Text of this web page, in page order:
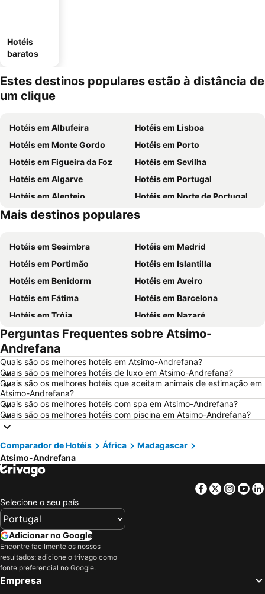
Hotéis
baratos
Estes destinos populares estão à distância de
um clique
Hotéis em Albufeira
Hotéis em Lisboa
Hotéis em Monte Gordo
Hotéis em Porto
Hotéis em Figueira da Foz
Hotéis em Sevilha
Hotéis em Algarve
Hotéis em Portugal
Hotéis em Alentejo
Hotéis em Norte de Portugal
Hotéis em Madeira
Hotéis em Espanha
Mais destinos populares
Hotéis em Sesimbra
Hotéis em Madrid
Hotéis em Portimão
Hotéis em Islantilla
Hotéis em Benidorm
Hotéis em Aveiro
Hotéis em Fátima
Hotéis em Barcelona
Hotéis em Tróia
Hotéis em Nazaré
Hotéis em Évora
Hotéis em Peniche
Hotéis em Porto Santo
Hotéis em Sangenjo
Hotéis em Vila Nova de Milfontes
Hotéis em Vilamoura
Hotéis em Vigo
Hotéis em Roma
Hotéis em Centro de Portugal
Hotéis em Sul de Espanha
Hotéis em Málaga
Hotéis em Minorca
Hotéis em Ibiza
Hotéis em Ilha do Sal
Hotéis em Costa da Luz
Hotéis em Serra da Estrela
Hotéis em Costa do Sol
Hotéis em Tenerife
Hotéis em São Miguel
Perguntas Frequentes sobre Atsimo-
Andrefana
Quais são os melhores hotéis em Atsimo-Andrefana?
Quais são os melhores hotéis de luxo em Atsimo-Andrefana?
Quais são os melhores hotéis que aceitam animais de estimação em
Atsimo-Andrefana?
Quais são os melhores hotéis com spa em Atsimo-Andrefana?
Quais são os melhores hotéis com piscina em Atsimo-Andrefana?
Comparador de Hotéis África
Madagascar
Atsimo-Andrefana
Facebook
Twitter
Selecione o seu país
Adicionar no Google
Encontre facilmente os nossos
resultados: adicione o trivago como
fonte preferencial no Google.
Empresa